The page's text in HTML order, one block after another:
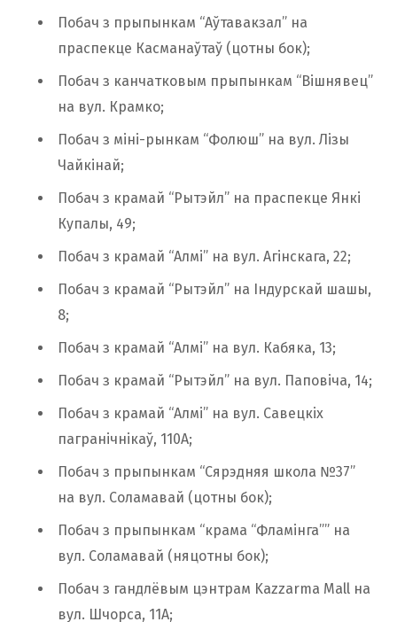
Побач з прыпынкам “Аўтавакзал” на
праспекце Касманаўтаў (цотны бок);
Побач з канчатковым прыпынкам “Вішнявец”
на вул. Крамко;
Побач з міні-рынкам “Фолюш” на вул. Лізы
Чайкінай;
Побач з крамай “Рытэйл” на праспекце Янкі
Купалы, 49;
Побач з крамай “Алмі” на вул. Агінскага, 22;
Побач з крамай “Рытэйл” на Індурскай шашы,
8;
Побач з крамай “Алмі” на вул. Кабяка, 13;
Побач з крамай “Рытэйл” на вул. Паповіча, 14;
Побач з крамай “Алмі” на вул. Савецкіх
пагранічнікаў, 110А;
Побач з прыпынкам “Сярэдняя школа №37”
на вул. Соламавай (цотны бок);
Побач з прыпынкам “крама “Фламінга”” на
вул. Соламавай (няцотны бок);
Побач з гандлёвым цэнтрам Kazzarma Mall на
вул. Шчорса, 11А;